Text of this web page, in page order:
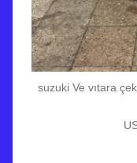
suzuki Ve vıtara